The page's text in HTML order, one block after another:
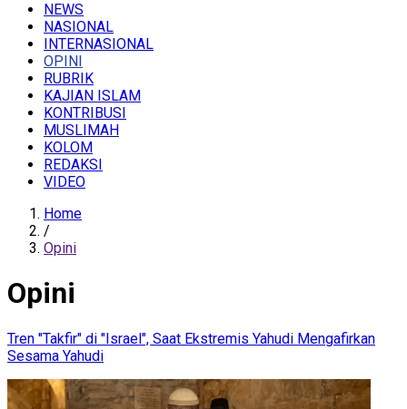
NEWS
NASIONAL
INTERNASIONAL
OPINI
RUBRIK
KAJIAN ISLAM
KONTRIBUSI
MUSLIMAH
KOLOM
REDAKSI
VIDEO
Home
/
Opini
Opini
Tren "Takfir" di "Israel", Saat Ekstremis Yahudi Mengafirkan
Sesama Yahudi